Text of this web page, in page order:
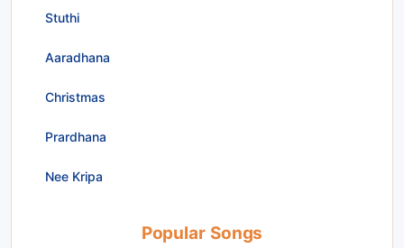
Stuthi
Aaradhana
Christmas
Prardhana
Nee Kripa
Popular Songs